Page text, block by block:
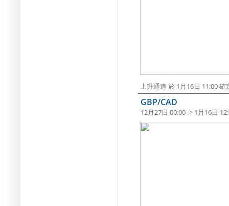
上升通道 於 1月16日 11:00
GBP/CAD
12月27日 00:00 -> 1月16日